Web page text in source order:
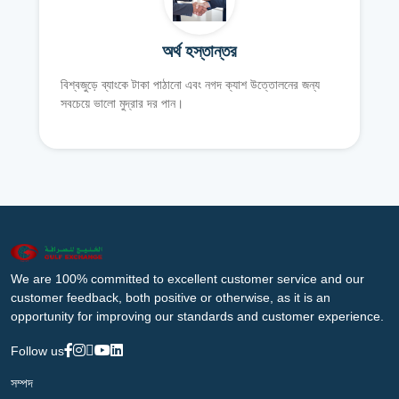
অর্থ হস্তান্তর
বিশ্বজুড়ে ব্যাংকে টাকা পাঠানো এবং নগদ ক্যাশ উত্তোলনের জন্য
সবচেয়ে ভালো মুদ্রার দর পান।
We are 100% committed to excellent customer service and our
customer feedback, both positive or otherwise, as it is an
opportunity for improving our standards and customer experience.
Follow us
সম্পদ